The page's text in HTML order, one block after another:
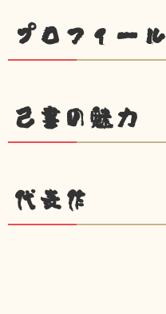
プロフィール
己書の魅力
代表作